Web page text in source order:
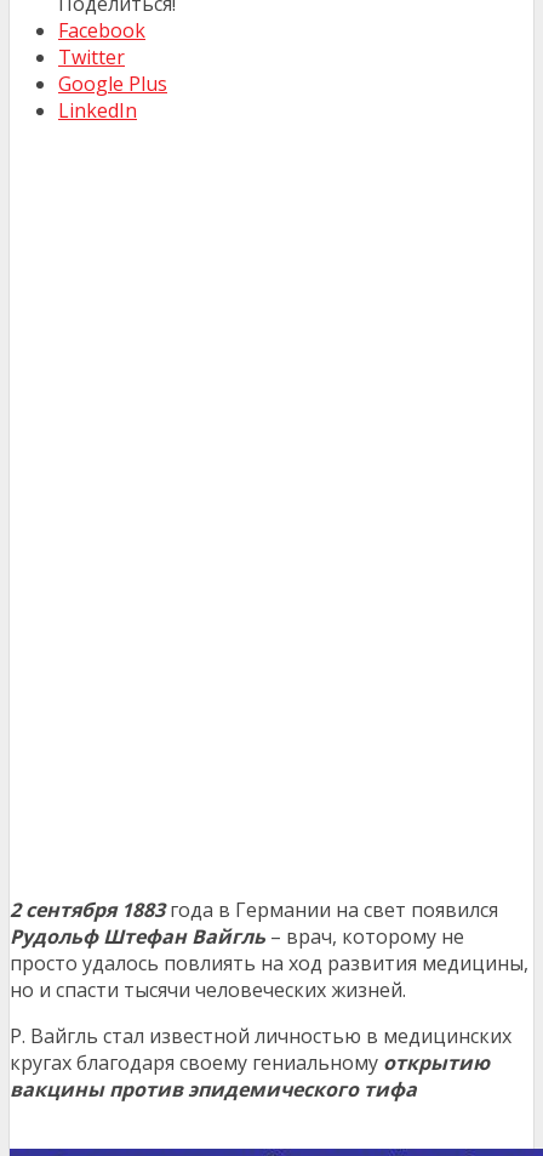
Facebook
Twitter
Google Plus
LinkedIn
2 сентября 1883года в Германии на свет появился
Рудольф Штефан Вайгль – врач, которому не
просто удалось повлиять на ход развития медицины,
но и спасти тысячи человеческих жизней.
Р. Вайгль стал известной личностью в медицинских
кругах благодаря своему гениальному открытию
вакцины против эпидемического тифа